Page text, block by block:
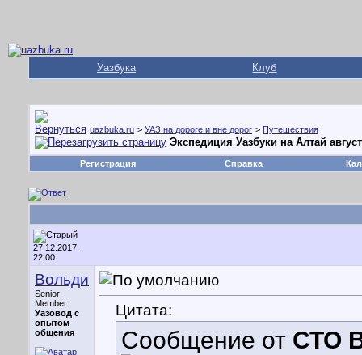
Уазбука Клуб
uazbuka.ru > УАЗ на дороге и вне дорог > Путешествия
Экспедиция Уазбуки на Алтай
Регистрация Справка
27.12.2017,
22:00
Вольди
Senior
Member
Уазовод с
опытом
общения
Цитата:
Сообщение от СТО